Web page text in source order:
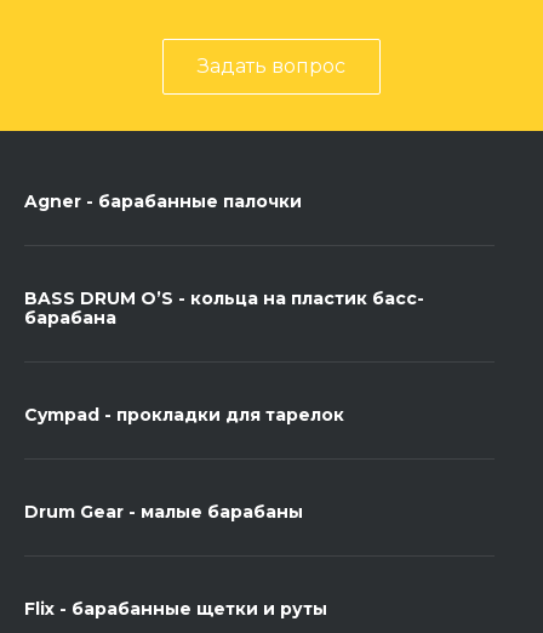
Задать вопрос
Agner - барабанные палочки
BASS DRUM O’S - кольца на пластик басс-
барабана
Cympad - прокладки для тарелок
Drum Gear - малые барабаны
Flix - барабанные щетки и руты